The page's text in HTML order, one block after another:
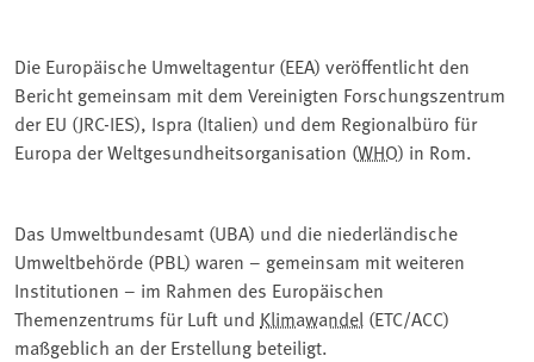
Die Europäische Umweltagentur (EEA) veröffentlicht den
Bericht gemeinsam mit dem Vereinigten Forschungszentrum
der EU (JRC-IES), Ispra (Italien) und dem Regionalbüro für
Europa der Weltgesundheitsorganisation (WHO) in Rom.
Das Umweltbundesamt (UBA) und die niederländische
Umweltbehörde (PBL) waren – gemeinsam mit weiteren
Institutionen – im Rahmen des Europäischen
Themenzentrums für Luft und Klimawandel (ETC/ACC)
maßgeblich an der Erstellung beteiligt.